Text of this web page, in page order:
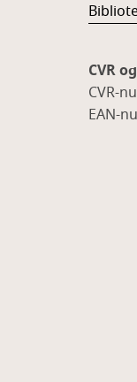
CVR
CVR-
EAN-